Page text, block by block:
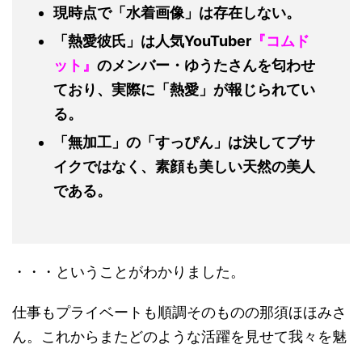
現時点で「水着画像」は存在しない。
「熱愛彼氏」は人気YouTuber 『コムド
ット』 のメンバー・ゆうたさんを匂わせ
ており、実際に「熱愛」が報じられてい
る。
「無加工」の「すっぴん」は決してブサ
イクではなく、素顔も美しい天然の美人
である。
・・・ということがわかりました。
仕事もプライベートも順調そのものの那須ほほみさ
ん。これからまたどのような活躍を見せて我々を魅